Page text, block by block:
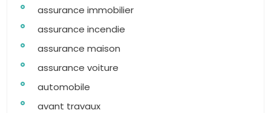
assurance immobilier
assurance incendie
assurance maison
assurance voiture
automobile
avant travaux